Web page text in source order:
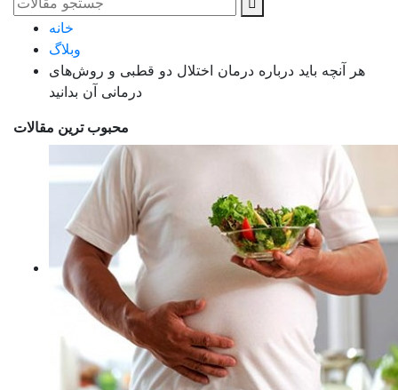
خانه
وبلاگ
هر آنچه باید درباره درمان اختلال دو قطبی و روش‌های
درمانی آن بدانید
محبوب ترین مقالات